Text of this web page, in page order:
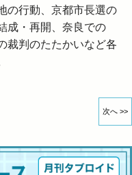
の行動、京都市長選の
成・再開、奈良での
裁判のたたかいなど各
次へ >>